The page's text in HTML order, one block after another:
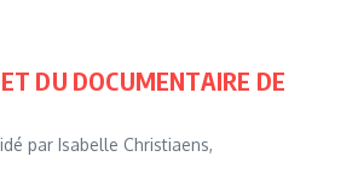
DU DOCUMENTAIRE DE
par Isabelle Christiaens,